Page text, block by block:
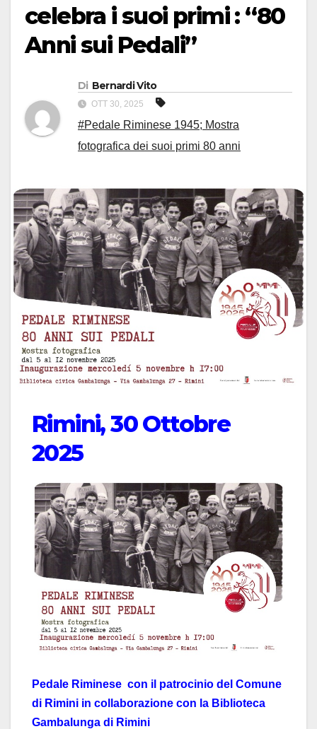
celebra i suoi primi : “80
Anni sui Pedali”
Di Bernardi Vito
OTT 30, 2025
#Pedale Riminese 1945; Mostra
fotografica dei suoi primi 80 anni
Rimini, 30 Ottobre
2025
Pedale Riminese con il patrocinio del Comune
di Rimini in collaborazione con la Biblioteca
Gambalunga di Rimini